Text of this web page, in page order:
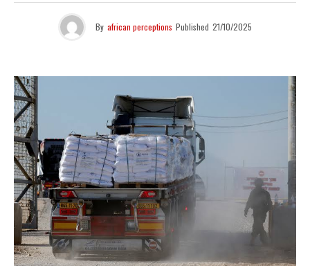
By african perceptions Published 21/10/2025